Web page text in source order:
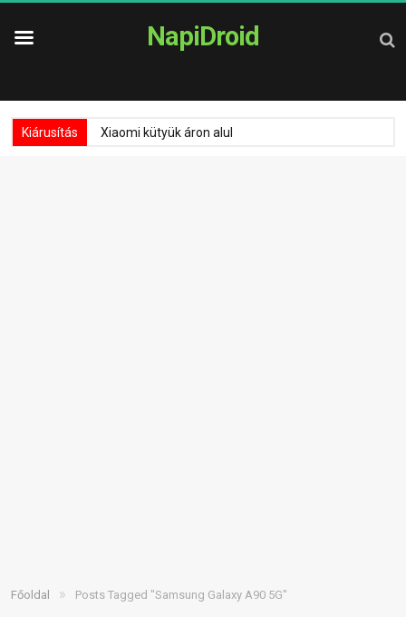
NapiDroid
Kiárusítás Xiaomi kütyük áron alul
Főoldal » Posts Tagged "Samsung Galaxy A90 5G"